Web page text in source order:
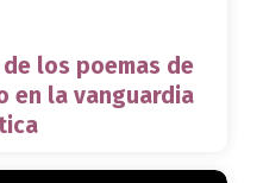
los poemas de
en la vanguardia